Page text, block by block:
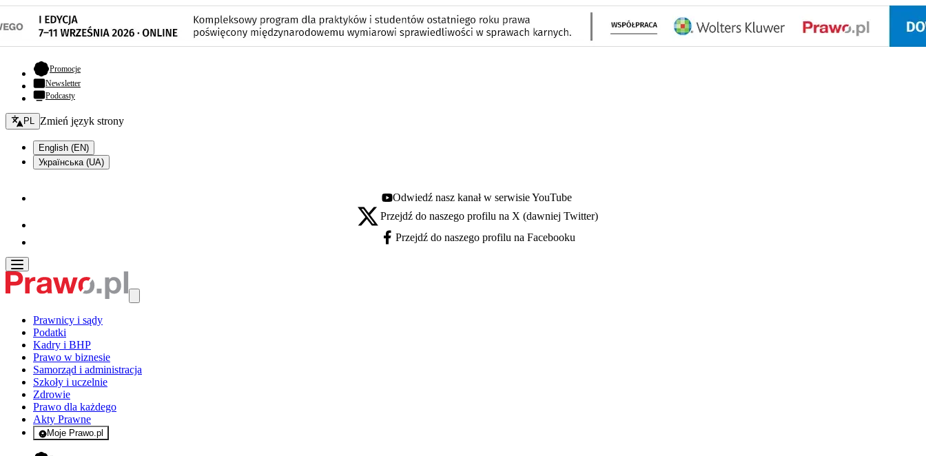
Promocje- otwiera się w nowej karcie
Newsletter
Podcasty
Zmień język - bieżący:
PL Zmień język strony
English (EN)
Українська (UA)
Youtube - otwiera się w nowej karcie
Odwiedź nasz kanał w serwisie YouTube
X - otwiera się w nowej karcie
Przejdź do naszego profilu na X (dawniej Twitter)
Facebook - otwiera się w nowej karcie
Przejdź do naszego profilu na Facebooku
Prawnicy i sądy
Podatki
Kadry i BHP
Prawo w biznesie
Samorząd i administracja
Szkoły i uczelnie
Zdrowie
Prawo dla każdego
Akty Prawne
Moje Prawo.pl
- rejestracja i logowanie do serwisu